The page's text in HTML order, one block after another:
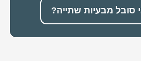
סובל מבעיות שתייה?